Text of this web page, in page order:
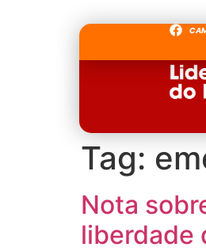
Tag:
Nota
liberdade